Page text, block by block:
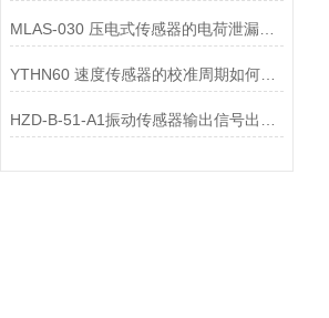
MLAS-030 压电式传感器的电荷泄漏机制是什么？
YTHN60 速度传感器的校准周期如何确定？